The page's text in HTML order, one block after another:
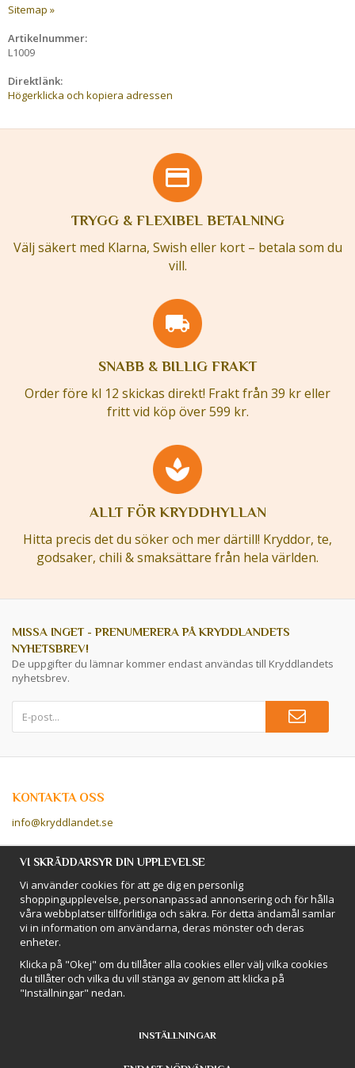
Sitemap »
Artikelnummer:
L1009
Direktlänk:
Högerklicka och kopiera adressen
TRYGG & FLEXIBEL BETALNING
Välj säkert med Klarna, Swish eller kort – betala som du
vill.
SNABB & BILLIG FRAKT
Order före kl 12 skickas direkt! Frakt från 39 kr eller
fritt vid köp över 599 kr.
ALLT FÖR KRYDDHYLLAN
Hitta precis det du söker och mer därtill! Kryddor, te,
godsaker, chili & smaksättare från hela världen.
MISSA INGET - PRENUMERERA PÅ KRYDDLANDETS
NYHETSBREV!
De uppgifter du lämnar kommer endast användas till Kryddlandets
nyhetsbrev.
KONTAKTA OSS
info@kryddlandet.se
Följ oss på Facebook!
Följ oss på Instagram!
BETALSÄTT
Hos Kryddlandet handlar du tryggt & säkert - och betalar enkelt med
kort, Klarna eller swish!
VI SKRÄDDARSYR DIN UPPLEVELSE
Vi använder cookies för att ge dig en personlig
shoppingupplevelse, personanpassad annonsering och för hålla
våra webbplatser tillförlitliga och säkra. För detta ändamål samlar
vi in information om användarna, deras mönster och deras
enheter.
Klicka på "Okej" om du tillåter alla cookies eller välj vilka cookies
du tillåter och vilka du vill stänga av genom att klicka på
"Inställningar" nedan.
INSTÄLLNINGAR